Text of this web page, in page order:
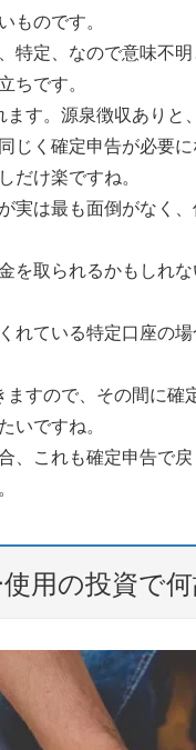
ものです。
特定、なので意味不
ちです。
す。源泉徴収ありと
じく確定申告が必要
だけ楽ですね。
実は最も面倒がなく
を取られるかもしれ
れている特定口座の
すので、その間に
いですね。
、これも確定申告で
用の投資で